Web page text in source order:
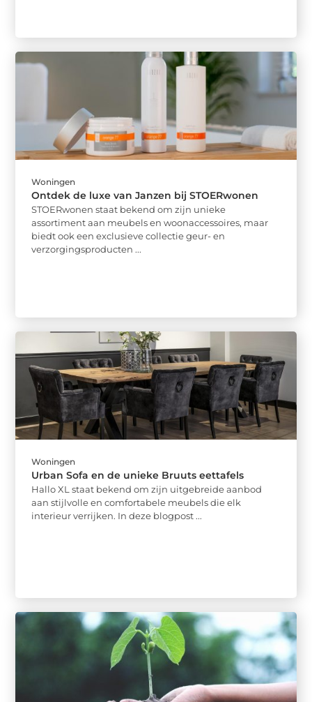
Woningen
Ontdek de luxe van Janzen bij STOERwonen
STOERwonen staat bekend om zijn unieke
assortiment aan meubels en woonaccessoires, maar
biedt ook een exclusieve collectie geur- en
verzorgingsproducten ...
Woningen
Urban Sofa en de unieke Bruuts eettafels
Hallo XL staat bekend om zijn uitgebreide aanbod
aan stijlvolle en comfortabele meubels die elk
interieur verrijken. In deze blogpost ...